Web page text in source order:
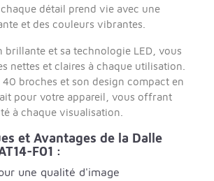
détail prend vie avec une
et des couleurs vibrantes.
brillante et sa technologie LED, vous
nettes et claires à chaque utilisation.
broches et son design compact en
pour votre appareil, vous offrant
à chaque visualisation.
et Avantages de la Dalle
F01 :
une qualité d'image